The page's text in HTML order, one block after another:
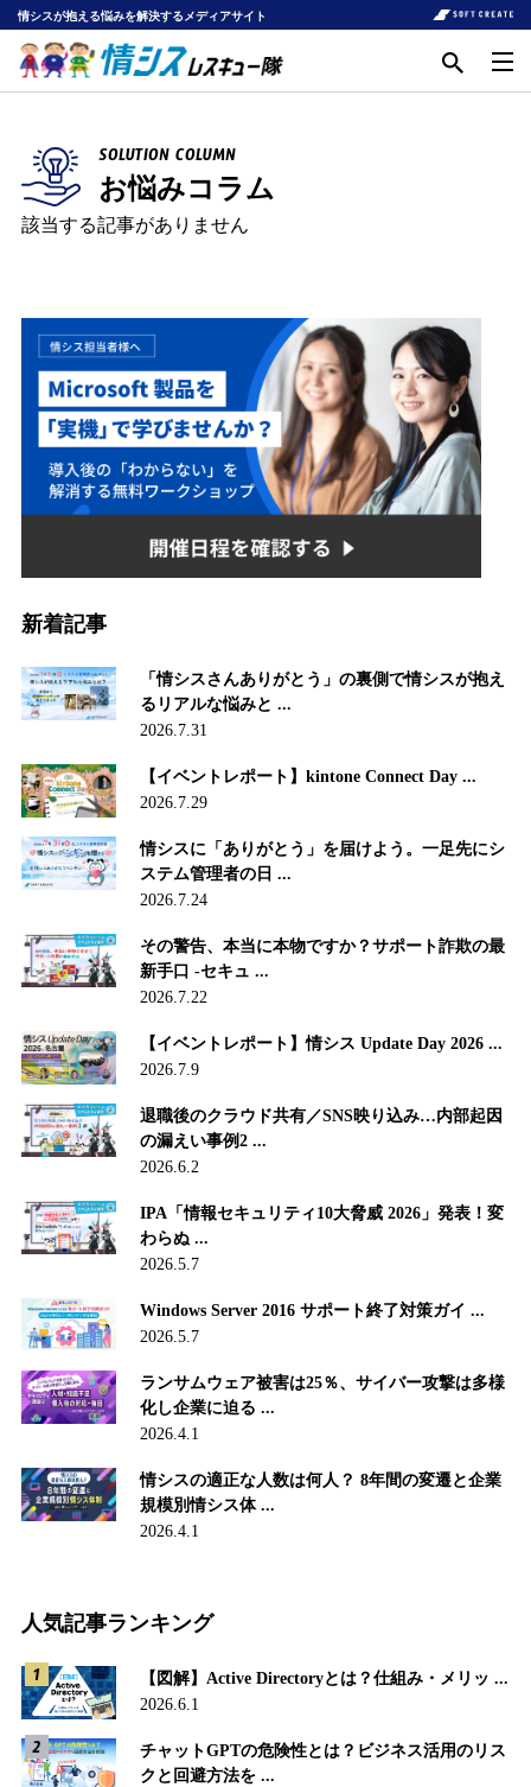
情シスが抱える悩みを解決するメディアサイト
SOLUTION COLUMN
お悩みコラム
該当する記事がありません
新着記事
「情シスさんありがとう」の裏側で情シスが抱え
るリアルな悩みと ...
2026.7.31
【イベントレポート】kintone Connect Day ...
2026.7.29
情シスに「ありがとう」を届けよう。一足先にシ
ステム管理者の日 ...
2026.7.24
その警告、本当に本物ですか？サポート詐欺の最
新手口 -セキュ ...
2026.7.22
【イベントレポート】情シス Update Day 2026 ...
2026.7.9
退職後のクラウド共有／SNS映り込み…内部起因
の漏えい事例2 ...
2026.6.2
IPA「情報セキュリティ10大脅威 2026」発表！変
わらぬ ...
2026.5.7
Windows Server 2016 サポート終了対策ガイ ...
2026.5.7
ランサムウェア被害は25％、サイバー攻撃は多様
化し企業に迫る ...
2026.4.1
情シスの適正な人数は何人？ 8年間の変遷と企業
規模別情シス体 ...
2026.4.1
人気記事ランキング
【図解】Active Directoryとは？仕組み・メリッ ...
2026.6.1
チャットGPTの危険性とは？ビジネス活用のリス
クと回避方法を ...